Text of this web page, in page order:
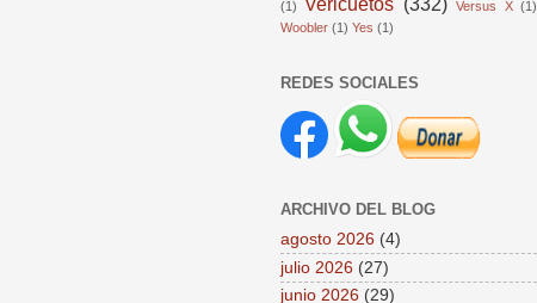
(1)
Versus X (1)
Woobler (1) Yes (1)
REDES SOCIALES
ARCHIVO DEL BLOG
agosto 2026 (4)
julio 2026 (27)
junio 2026 (29)